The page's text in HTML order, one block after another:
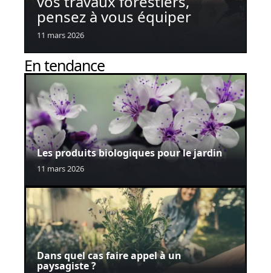
pensez à vous équiper
11 mars 2026
En tendance
Les produits biologiques pour le jardin
11 mars 2026
Dans quel cas faire appel à un
paysagiste ?